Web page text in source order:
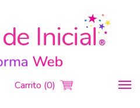
Carrito (0)